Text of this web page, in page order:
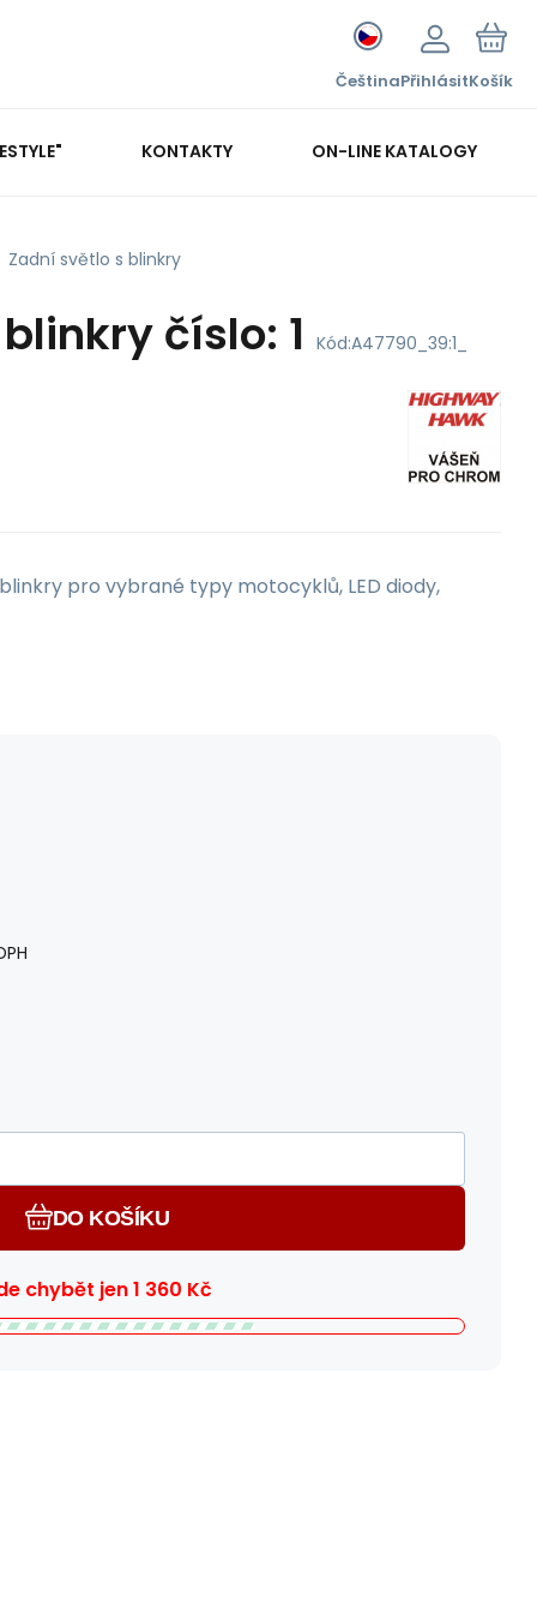
ČeštinaPřihlásitKošík
KONTAKTY ON-LINE KATALOGY
Zadní světlo s blinkry
číslo: 1 Kód:A47790_39:1_
pro vybrané typy motocyklů, LED diody,
DO KOŠÍKU
chybět jen1 360 Kč